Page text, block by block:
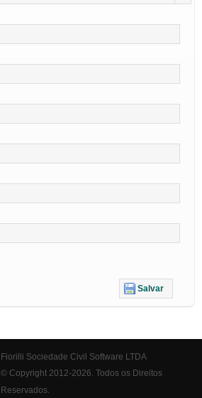
Salvar
Fiorilli Sociedade Civil Software LTDA
© Copyright 2012-2026. Todos os Direitos
Reservados.